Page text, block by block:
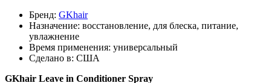
Бренд: GKhair
Назначение: восстановление, для блеска, питание,
увлажнение
Время применения: универсальный
Сделано в: США
GKhair Leave in Conditioner Spray